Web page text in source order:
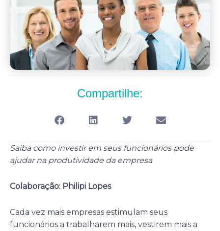
Compartilhe:
Saiba como investir em seus funcionários pode
ajudar na produtividade da empresa
Colaboração: Philipi Lopes
Cada vez mais empresas estimulam seus
funcionários a trabalharem mais, vestirem mais a